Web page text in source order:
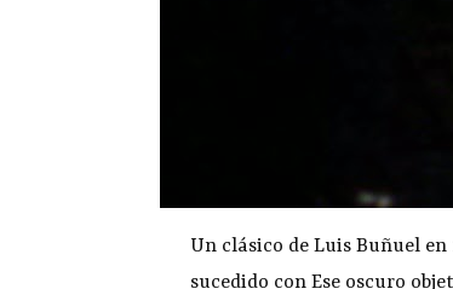
Un clásico de Luis Buñuel
sucedido con Ese oscuro